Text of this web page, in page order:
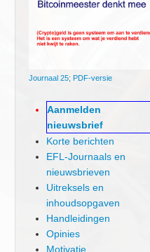
Journaal 25; PDF-versie
Aanmelden
nieuwsbrief
Korte berichten
EFL-Journaals en
nieuwsbrieven
Uitreksels en
inhoudsopgaven
Handleidingen
Opinies
Motivatie